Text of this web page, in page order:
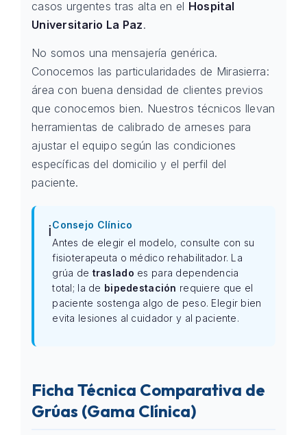
casos urgentes tras alta en el Hospital
Universitario La Paz.
No somos una mensajería genérica.
Conocemos las particularidades de Mirasierra:
área con buena densidad de clientes previos
que conocemos bien. Nuestros técnicos llevan
herramientas de calibrado de arneses para
ajustar el equipo según las condiciones
específicas del domicilio y el perfil del
paciente.
ℹ️Consejo Clínico
Antes de elegir el modelo, consulte con su
fisioterapeuta o médico rehabilitador. La
grúa de traslado es para dependencia
total; la de bipedestación requiere que el
paciente sostenga algo de peso. Elegir bien
evita lesiones al cuidador y al paciente.
Ficha Técnica Comparativa de
Grúas (Gama Clínica)